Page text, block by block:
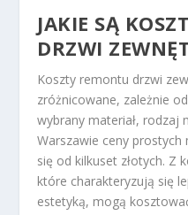
JAKIE SĄ
DRZWI
Koszty remontu drzwi
zróżnicowane, zależnie
wybrany materiał, rodzaj
Warszawie ceny
się od kilkuset złotych. Z
które charakteryzują się
estetyką, mogą